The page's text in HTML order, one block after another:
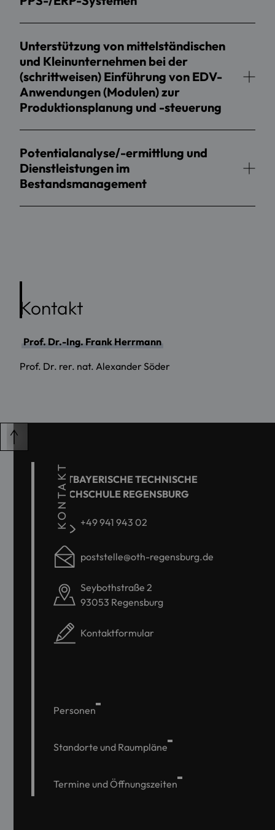
Unterstützung von mittelständischen
und Kleinunternehmen bei der
(schrittweisen) Einführung von EDV-
Anwendungen (Modulen) zur
Produktionsplanung und -steuerung
Potentialanalyse/-ermittlung und
Dienstleistungen im
Bestandsmanagement
Kontakt
Prof. Dr.-Ing. Frank Herrmann
Prof. Dr. rer. nat. Alexander Söder
KONTAKT
OSTBAYERISCHE TECHNISCHE
HOCHSCHULE REGENSBURG
+49 941 943 02
poststelle@oth-regensburg.de
Seybothstraße 2
93053 Regensburg
Kontaktformular
Personen
Standorte und Raumpläne
Termine und Öffnungszeiten